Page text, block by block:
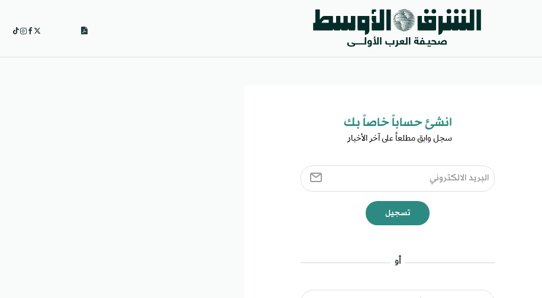
انشئ حساباً خاصاً بك​
سجل وابق مطلعاً على آخر الأخبار ​
تسجيل
أو